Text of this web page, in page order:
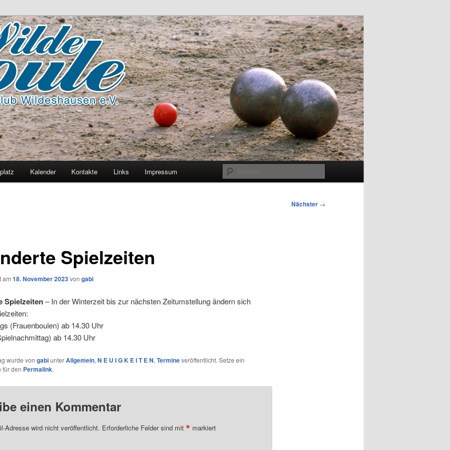
Kalender Kontakte Links Impressum
Nächster →
Spielzeiten
am 18. November 2023von gabi
Spielzeiten– In der Winterzeit bis zur nächsten Zeitumstellung ändern sich
(Frauenboulen) ab 14.30 Uhr
ab 14.30 Uhr
wurde von gabiunterAllgemein,N E U I G K E I T E N,Termineveröffentlicht. Setze ein
für den Permalink.
einen Kommentar
Adresse wird nicht veröffentlicht. Erforderliche Felder sind mit * markiert